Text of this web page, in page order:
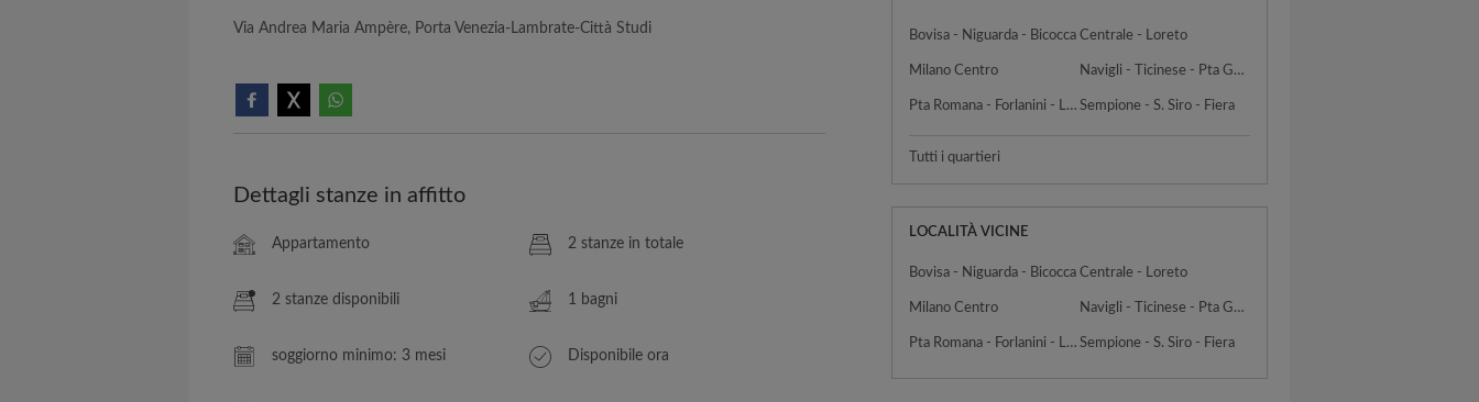
Via Andrea Maria Ampère, Porta Venezia-Lambrate-Città Studi
Dettagli stanze in affitto
Appartamento 2 stanze in totale
2 stanze disponibili 1 bagni
soggiorno minimo: 3 mesi Disponibile ora
Bovisa - Niguarda - Bicocca Centrale - Loreto
Milano Centro Navigli - Ticinese - Pta Genova - Lorenteggio
Pta Romana - Forlanini - Lodi Sempione - S. Siro - Fiera
Tutti i quartieri
LOCALITÀ VICINE
Bovisa - Niguarda - Bicocca Centrale - Loreto
Milano Centro Navigli - Ticinese - Pta Genova - Lorenteggio
Pta Romana - Forlanini - Lodi Sempione - S. Siro - Fiera